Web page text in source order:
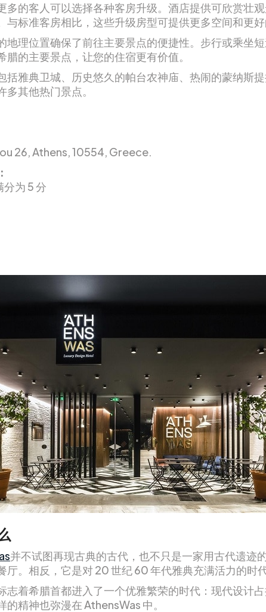
多的客人可以选择各种客房升级。酒店提供可欣赏壮
与标准客房相比，这些升级房型可提供更多空间和更
地理位置确保了前往主要景点的便捷性。步行或乘坐
腊的主要景点，让您的住宿更有价值。
括雅典卫城、历史悠久的帕台农神庙、热闹的蒙纳斯
多其他热门景点。
26, Athens, 10554, Greece.
为 5 分
并不试图再现古典的古代，也不只是一家用古代遗迹
厅。相反，它是对 20 世纪 60 年代雅典充满活力的时
志着希腊首都进入了一个优雅繁荣的时代：现代设计
的精神也弥漫在 AthensWas 中。